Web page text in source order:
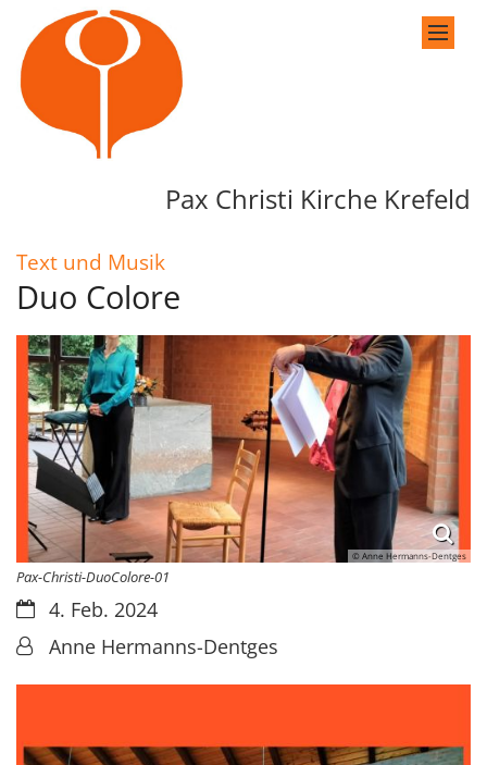
Zum Inhalt springen
Pax Christi Kirche Krefeld
Text und Musik:
Duo Colore
© Anne Hermanns-Dentges
Pax-Christi-DuoColore-01
Datum:4. Feb. 2024
Von:Anne Hermanns-Dentges